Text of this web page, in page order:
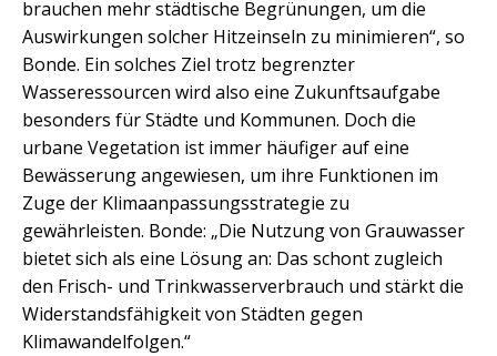
brauchen mehr städtische Begrünungen, um die
Auswirkungen solcher Hitzeinseln zu minimieren“, so
Bonde. Ein solches Ziel trotz begrenzter
Wasseressourcen wird also eine Zukunftsaufgabe
besonders für Städte und Kommunen. Doch die
urbane Vegetation ist immer häufiger auf eine
Bewässerung angewiesen, um ihre Funktionen im
Zuge der Klimaanpassungsstrategie zu
gewährleisten. Bonde: „Die Nutzung von Grauwasser
bietet sich als eine Lösung an: Das schont zugleich
den Frisch- und Trinkwasserverbrauch und stärkt die
Widerstandsfähigkeit von Städten gegen
Klimawandelfolgen.“